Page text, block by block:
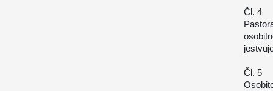
Čl. 4
Čl. 5